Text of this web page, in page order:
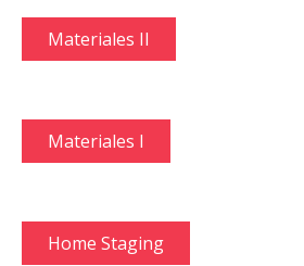
Materiales II
Materiales I
Home Staging